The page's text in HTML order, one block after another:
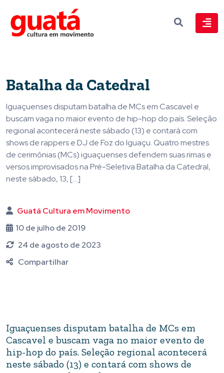
Batalha da Catedral
Iguaçuenses disputam batalha de MCs em Cascavel e
buscam vaga no maior evento de hip-hop do país. Seleção
regional acontecerá neste sábado (13) e contará com
shows de rappers e DJ de Foz do Iguaçu. Quatro mestres
de cerimônias (MCs) iguaçuenses defendem suas rimas e
versos improvisados na Pré-Seletiva Batalha da Catedral,
neste sábado, 13, […]
Guatá Cultura em Movimento
10 de julho de 2019
24 de agosto de 2023
Compartilhar
Iguaçuenses disputam batalha de MCs em
Cascavel e buscam vaga no maior evento de
hip-hop do país. Seleção regional acontecerá
neste sábado (13) e contará com shows de